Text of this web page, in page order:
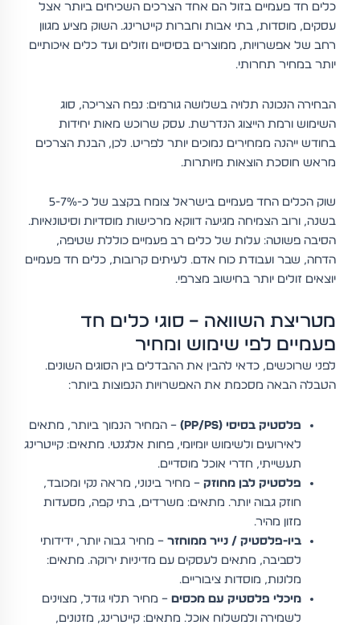
כלים חד פעמיים בזול הם אחד הצרכים השכיחים ביותר אצל
עסקים, מוסדות, בתי אבות וחברות קייטרינג. השוק מציע מגוון
רחב של אפשרויות, ממוצרים בסיסיים וזולים ועד כלים איכותיים
יותר במחיר תחרותי.
הבחירה הנכונה תלויה בשלושה גורמים: נפח הצריכה, סוג
השימוש ורמת הייצוג הנדרשת. עסק שרוכש מאות יחידות
בחודש ייהנה ממחירים נמוכים יותר לפריט. לכן, הבנת הצרכים
מראש חוסכת הוצאות מיותרות.
שוק הכלים החד פעמיים בישראל צומח בקצב של כ-5-7%
בשנה, ורוב הצמיחה מגיעה דווקא מרכישות מוסדיות וסיטונאיות.
הסיבה פשוטה: עלות של כלים רב פעמיים כוללת שטיפה,
הדחה, שבר ועבודת כוח אדם. לעיתים קרובות, כלים חד פעמיים
יוצאים זולים יותר בחישוב מצרפי.
מטריצת השוואה – סוגי כלים חד
פעמיים לפי שימוש ומחיר
לפני שרוכשים, כדאי להבין את ההבדלים בין הסוגים השונים.
הטבלה הבאה מסכמת את האפשרויות הנפוצות ביותר:
פלסטיק בסיסי (PP/PS)
– המחיר הנמוך ביותר, מתאים
לאירועים ולשימוש יומיומי, פחות אלגנטי. מתאים: קייטרינג
תעשייתי, חדרי אוכל מוסדיים.
פלסטיק לבן מחוזק – מחיר בינוני, מראה נקי ומכובד,
חוזק גבוה יותר. מתאים: משרדים, בתי קפה, מסעדות
מזון מהיר.
ביו-פלסטיק / נייר ממוחזר – מחיר גבוה יותר, ידידותי
לסביבה, מתאים לעסקים עם מדיניות ירוקה. מתאים:
מלונות, מוסדות ציבוריים.
מיכלי פלסטיק עם מכסים – מחיר תלוי גודל, מצוינים
לשמירה ולמשלוח אוכל. מתאים: קייטרינג, מזנונים,